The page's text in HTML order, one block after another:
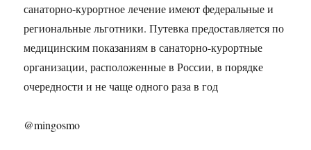
санаторно-курортное лечение имеют федеральные и
региональные льготники. Путевка предоставляется по
медицинским показаниям в санаторно-курортные
организации, расположенные в России, в порядке
очередности и не чаще одного раза в год
@mingosmo